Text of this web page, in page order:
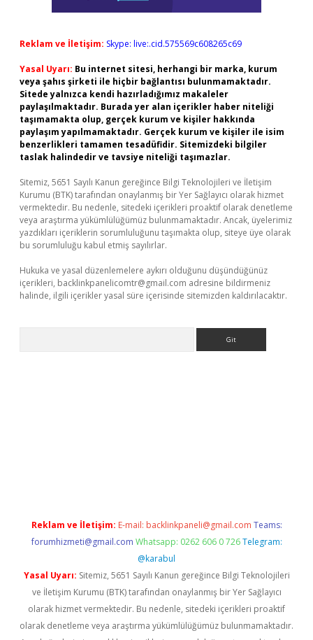
Reklam ve İletişim: Skype: live:.cid.575569c608265c69
Yasal Uyarı: Bu internet sitesi, herhangi bir marka, kurum
veya şahıs şirketi ile hiçbir bağlantısı bulunmamaktadır.
Sitede yalnızca kendi hazırladığımız makaleler
paylaşılmaktadır. Burada yer alan içerikler haber niteliği
taşımamakta olup, gerçek kurum ve kişiler hakkında
paylaşım yapılmamaktadır. Gerçek kurum ve kişiler ile isim
benzerlikleri tamamen tesadüfidir. Sitemizdeki bilgiler
taslak halindedir ve tavsiye niteliği taşımazlar.
Sitemiz, 5651 Sayılı Kanun gereğince Bilgi Teknolojileri ve İletişim
Kurumu (BTK) tarafından onaylanmış bir Yer Sağlayıcı olarak hizmet
vermektedir. Bu nedenle, sitedeki içerikleri proaktif olarak denetleme
veya araştırma yükümlülüğümüz bulunmamaktadır. Ancak, üyelerimiz
yazdıkları içeriklerin sorumluluğunu taşımakta olup, siteye üye olarak
bu sorumluluğu kabul etmiş sayılırlar.
Hukuka ve yasal düzenlemelere aykırı olduğunu düşündüğünüz
içerikleri, backlinkpanelicomtr@gmail.com adresine bildirmeniz
halinde, ilgili içerikler yasal süre içerisinde sitemizden kaldırılacaktır.
Reklam ve İletişim: E-mail: backlinkpaneli@gmail.com Teams:
forumhizmeti@gmail.com Whatsapp: 0262 606 0 726 Telegram:
@karabul
Yasal Uyarı: Sitemiz, 5651 Sayılı Kanun gereğince Bilgi Teknolojileri
ve İletişim Kurumu (BTK) tarafından onaylanmış bir Yer Sağlayıcı
olarak hizmet vermektedir. Bu nedenle, sitedeki içerikleri proaktif
olarak denetleme veya araştırma yükümlülüğümüz bulunmamaktadır.